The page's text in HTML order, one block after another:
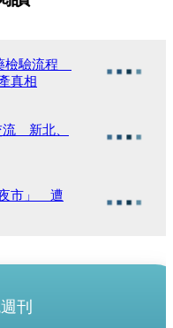
檢驗流程
真相
新北、
市」 遭
刊